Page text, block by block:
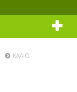
ΚΑΛΙΟ